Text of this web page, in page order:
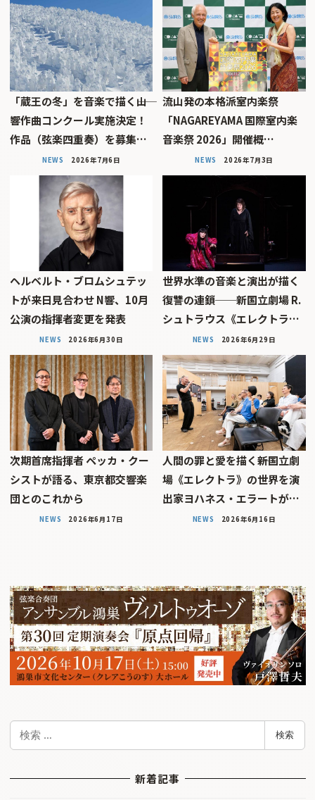
「蔵王の冬」を音楽で描く――山
響作曲コンクール実施決定！
作品（弦楽四重奏）を募集…
NEWS 2026年7月6日
流山発の本格派室内楽祭
「NAGAREYAMA 国際室内楽
音楽祭 2026」開催概…
NEWS 2026年7月3日
ヘルベルト・ブロムシュテッ
トが来日見合わせ N響、10月
公演の指揮者変更を発表
NEWS 2026年6月30日
世界水準の音楽と演出が描く
復讐の連鎖──新国立劇場 R.
シュトラウス《エレクトラ…
NEWS 2026年6月29日
次期首席指揮者 ペッカ・クー
シストが語る、東京都交響楽
団とのこれから
NEWS 2026年6月17日
人間の罪と愛を描く――新国立劇
場《エレクトラ》の世界を演
出家ヨハネス・エラートが…
NEWS 2026年6月16日
検
検索
新着記事